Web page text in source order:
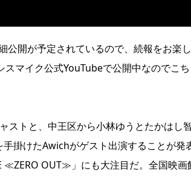
公開が予定されているので、続報をお楽
マイク公式YouTubeで公開中なのでこち
ストと、中王区から小林ゆうとたかはし
掛けたAwichがゲスト出演することが発
≪ZERO OUT≫」にも大注目だ。全国映画